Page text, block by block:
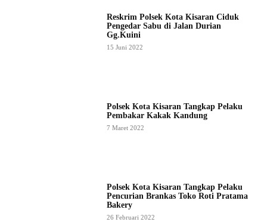
Reskrim Polsek Kota Kisaran Ciduk
Pengedar Sabu di Jalan Durian
Gg.Kuini
15 Juni 2022
Polsek Kota Kisaran Tangkap Pelaku
Pembakar Kakak Kandung
7 Maret 2022
Polsek Kota Kisaran Tangkap Pelaku
Pencurian Brankas Toko Roti Pratama
Bakery
26 Februari 2022